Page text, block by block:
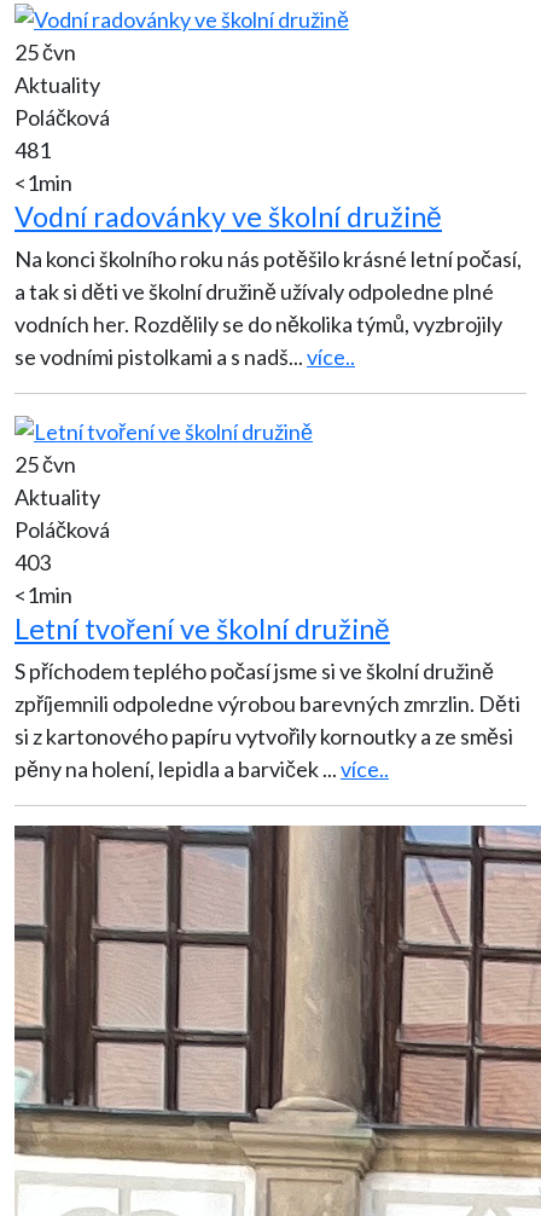
25 čvn
Aktuality
Poláčková
481
<1min
Vodní radovánky ve školní družině
Na konci školního roku nás potěšilo krásné letní počasí,
a tak si děti ve školní družině užívaly odpoledne plné
vodních her. Rozdělily se do několika týmů, vyzbrojily
se vodními pistolkami a s nadš...více..
25 čvn
Aktuality
Poláčková
403
<1min
Letní tvoření ve školní družině
S příchodem teplého počasí jsme si ve školní družině
zpříjemnili odpoledne výrobou barevných zmrzlin. Děti
si z kartonového papíru vytvořily kornoutky a ze směsi
pěny na holení, lepidla a barviček...více..